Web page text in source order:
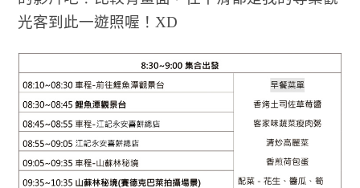
光客到此一遊照喔！XD